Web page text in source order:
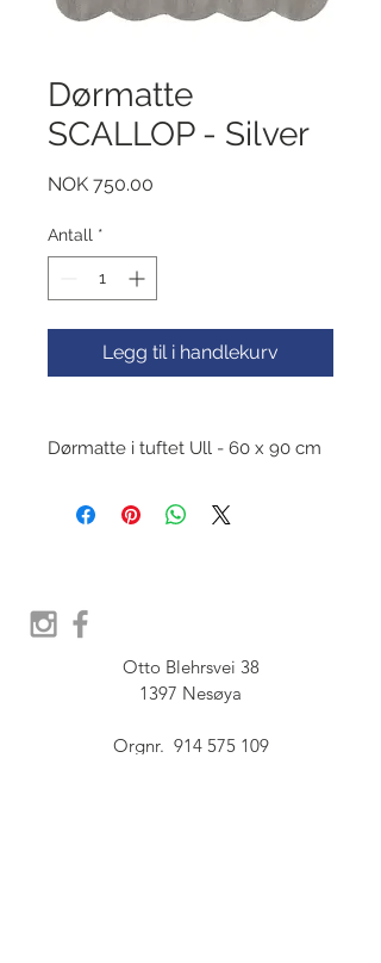
Dørmatte
SCALLOP - Silver
NOK 750.00
Antall *
Legg til i handlekurv
Dørmatte i tuftet Ull - 60 x 90 cm
Otto Blehrsvei 38
1397 Nesøya
Orgnr.  914 575 109